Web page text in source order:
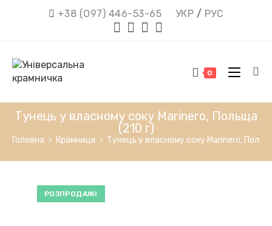
+38 (О97) 446-53-65 УКР / РУС
0
Тунець у власному соку Marinero, Польща
(210 г)
Головна > Крамниця > Тунець у власному соку Marinero,
РОЗПРОДАЖ!